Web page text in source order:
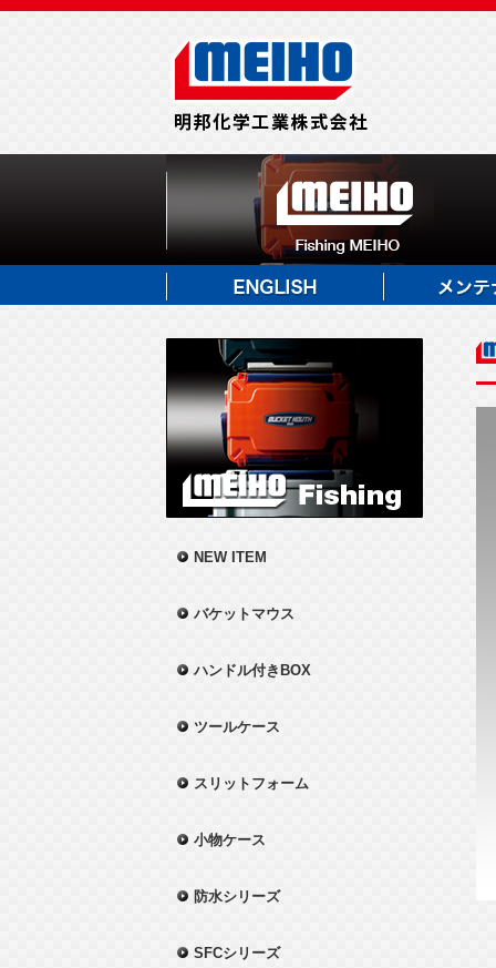
NEW ITEM
バケットマウス
ハンドル付きBOX
ツールケース
スリットフォーム
小物ケース
防水シリーズ
SFCシリーズ